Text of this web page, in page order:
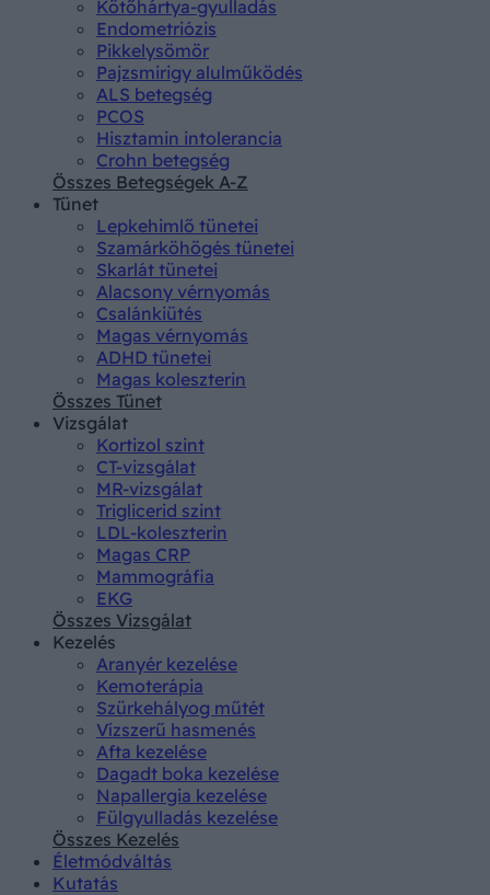
Kötőhártya-gyulladás
Endometriózis
Pikkelysömör
Pajzsmirigy alulműködés
ALS betegség
PCOS
Hisztamin intolerancia
Crohn betegség
Összes Betegségek A-Z
Tünet
Lepkehimlő tünetei
Szamárköhögés tünetei
Skarlát tünetei
Alacsony vérnyomás
Csalánkiütés
Magas vérnyomás
ADHD tünetei
Magas koleszterin
Összes Tünet
Vizsgálat
Kortizol szint
CT-vizsgálat
MR-vizsgálat
Triglicerid szint
LDL-koleszterin
Magas CRP
Mammográfia
EKG
Összes Vizsgálat
Kezelés
Aranyér kezelése
Kemoterápia
Szürkehályog műtét
Vízszerű hasmenés
Afta kezelése
Dagadt boka kezelése
Napallergia kezelése
Fülgyulladás kezelése
Összes Kezelés
Életmódváltás
Kutatás